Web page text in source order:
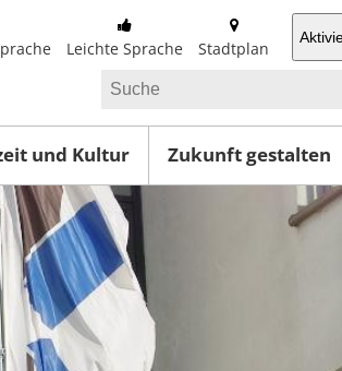
Leichte Sprache Stadtplan
und Kultur Zukunft gestalten